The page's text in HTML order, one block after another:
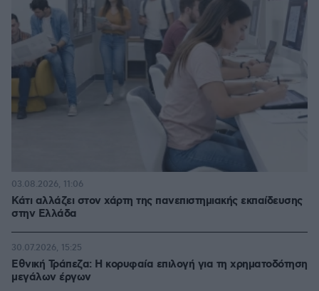
Κάτι αλλάζει στον χάρτη της πανεπιστημιακής εκπαίδευσης
στην Ελλάδα
03.08.2026, 11:06
Εθνική Τράπεζα: Η κορυφαία επιλογή για τη χρηματοδότηση
μεγάλων έργων
30.07.2026, 15:25